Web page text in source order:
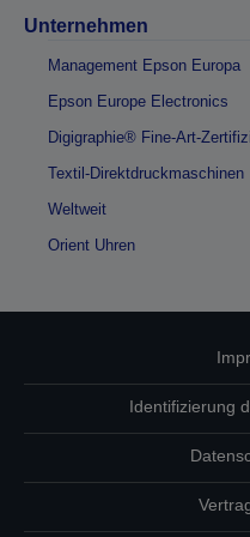
Unternehmen
Management Epson Europa
Epson Europe Electronics
Digigraphie® Fine-Art-
Textil-Direktdruckmaschinen
Weltweit
Orient Uhren
Identifizierung